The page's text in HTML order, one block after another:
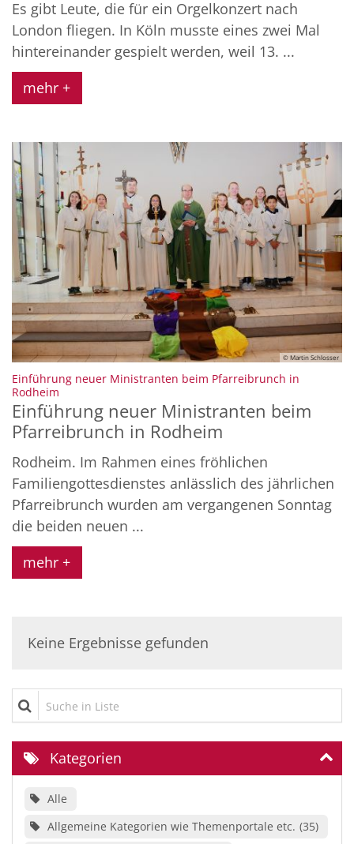
Es gibt Leute, die für ein Orgelkonzert nach
London fliegen. In Köln musste eines zwei Mal
hintereinander gespielt werden, weil 13. ...
mehr +
© Martin Schlosser
Einführung neuer Ministranten beim Pfarreibrunch in
Rodheim
Einführung neuer Ministranten beim
Pfarreibrunch in Rodheim
Rodheim. Im Rahmen eines fröhlichen
Familiengottesdienstes anlässlich des jährlichen
Pfarreibrunch wurden am vergangenen Sonntag
die beiden neuen ...
mehr +
Keine Ergebnisse gefunden
Suche in Liste
Kategorien
Alle
Allgemeine Kategorien wie Themenportale etc. 35